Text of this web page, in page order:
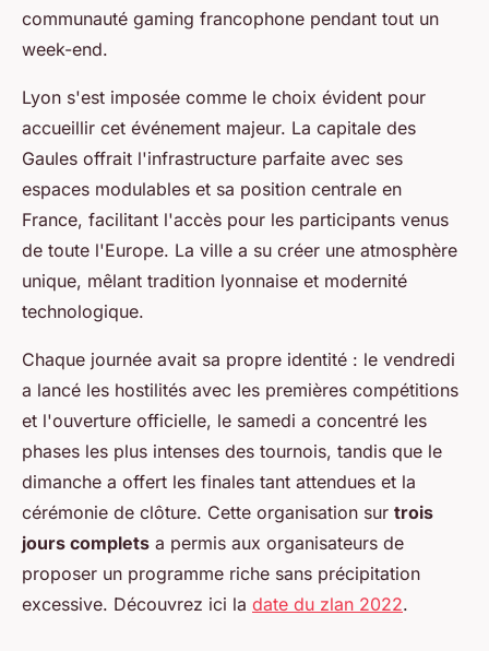
communauté gaming francophone pendant tout un
week-end.
Lyon s'est imposée comme le choix évident pour
accueillir cet événement majeur. La capitale des
Gaules offrait l'infrastructure parfaite avec ses
espaces modulables et sa position centrale en
France, facilitant l'accès pour les participants venus
de toute l'Europe. La ville a su créer une atmosphère
unique, mêlant tradition lyonnaise et modernité
technologique.
Chaque journée avait sa propre identité : le vendredi
a lancé les hostilités avec les premières compétitions
et l'ouverture officielle, le samedi a concentré les
phases les plus intenses des tournois, tandis que le
dimanche a offert les finales tant attendues et la
cérémonie de clôture. Cette organisation sur trois
jours complets a permis aux organisateurs de
proposer un programme riche sans précipitation
excessive. Découvrez ici la date du zlan 2022.